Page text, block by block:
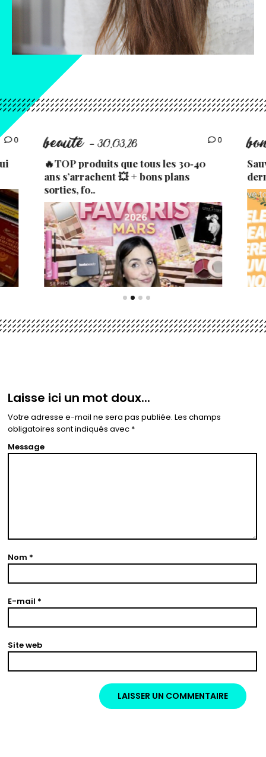
0 beauté - 30.03.26 0
🔥TOP produits que tous les 30‑40
ans s’arrachent 💥 + bons plans
sorties, fo..
Laisse ici un mot doux...
Votre adresse e-mail ne sera pas publiée. Les champs
obligatoires sont indiqués avec *
Message
Nom *
E-mail *
Site web